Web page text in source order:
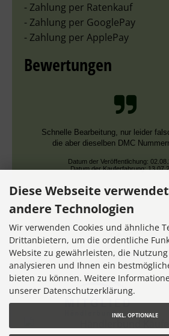
- Zahlung per Ratenkauf
- Zahlung per GooglePay
- Zahlung per ApplePay
Bewertungen
Schnelle Bearbeitung, nur leider
die aber dieselben DMC
Datum der Veröffentlichung:
Datum der Kauferfahrung:
7,356 Bewertungen
Diese Webseite
andere Technologien
Wir verwenden Cookies und ähnliche
Drittanbietern, um die ordentliche
Website zu gewährleisten, die
analysieren und Ihnen ein
bieten zu können. Weitere
unserer Datenschutzerklärung.
INKL. OPTIONALE